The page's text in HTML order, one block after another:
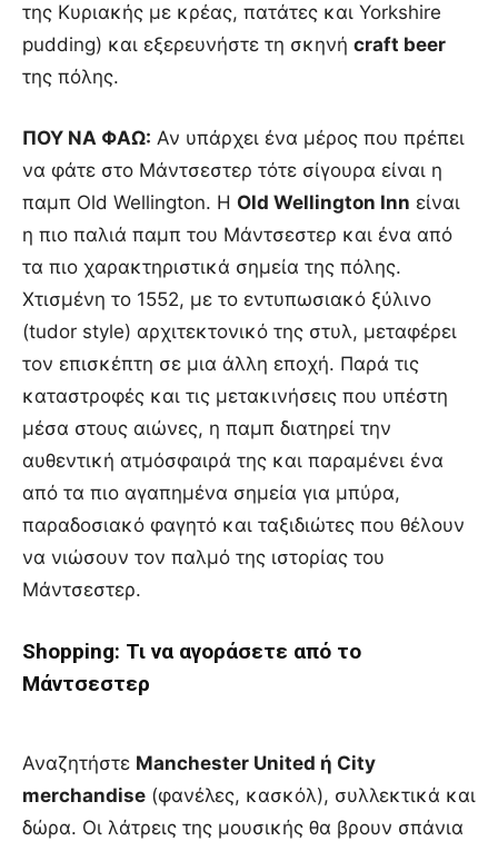
της Κυριακής με κρέας, πατάτες και Yorkshire
pudding) και εξερευνήστε τη σκηνή craft beer
της πόλης.
ΠΟΥ ΝΑ ΦΑΩ: Αν υπάρχει ένα μέρος που πρέπει
να φάτε στο Μάντσεστερ τότε σίγουρα είναι η
παμπ Old Wellington. Η Old Wellington Inn είναι
η πιο παλιά παμπ του Μάντσεστερ και ένα από
τα πιο χαρακτηριστικά σημεία της πόλης.
Χτισμένη το 1552, με το εντυπωσιακό ξύλινο
(tudor style) αρχιτεκτονικό της στυλ, μεταφέρει
τον επισκέπτη σε μια άλλη εποχή. Παρά τις
καταστροφές και τις μετακινήσεις που υπέστη
μέσα στους αιώνες, η παμπ διατηρεί την
αυθεντική ατμόσφαιρά της και παραμένει ένα
από τα πιο αγαπημένα σημεία για μπύρα,
παραδοσιακό φαγητό και ταξιδιώτες που θέλουν
να νιώσουν τον παλμό της ιστορίας του
Μάντσεστερ.
Shopping: Τι να αγοράσετε από το
Μάντσεστερ
Αναζητήστε Manchester United ή City
merchandise (φανέλες, κασκόλ), συλλεκτικά και
δώρα. Οι λάτρεις της μουσικής θα βρουν σπάνια